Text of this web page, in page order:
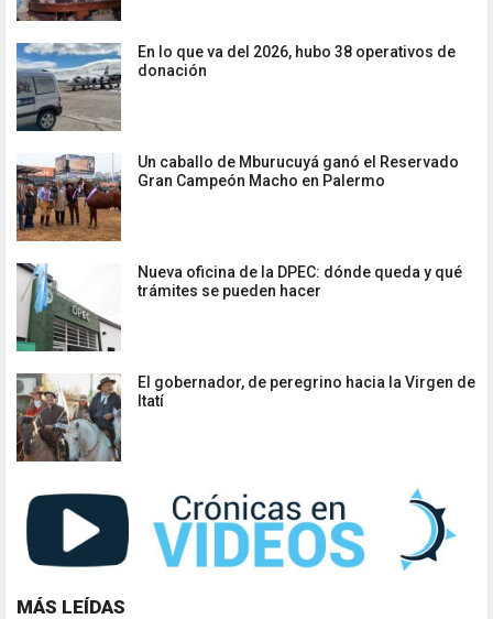
En lo que va del 2026, hubo 38 operativos de
donación
Un caballo de Mburucuyá ganó el Reservado
Gran Campeón Macho en Palermo
Nueva oficina de la DPEC: dónde queda y qué
trámites se pueden hacer
El gobernador, de peregrino hacia la Virgen de
Itatí
MÁS LEÍDAS